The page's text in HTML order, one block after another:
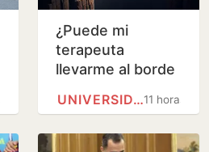
¿Puede mi
terapeuta
llevarme al borde
Analizamos la11 horas
UNIVERSIDAD DE BARCELONA